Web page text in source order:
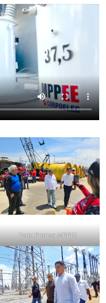
Foto: Prensa MPPEE